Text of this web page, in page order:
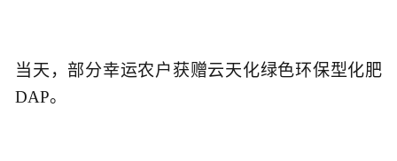
当天，部分幸运农户获赠云天化绿色环保型化肥
DAP。